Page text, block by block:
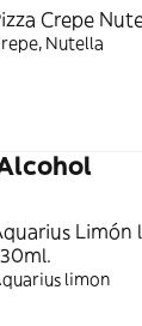
Crepe
Nutella
Limón
limon